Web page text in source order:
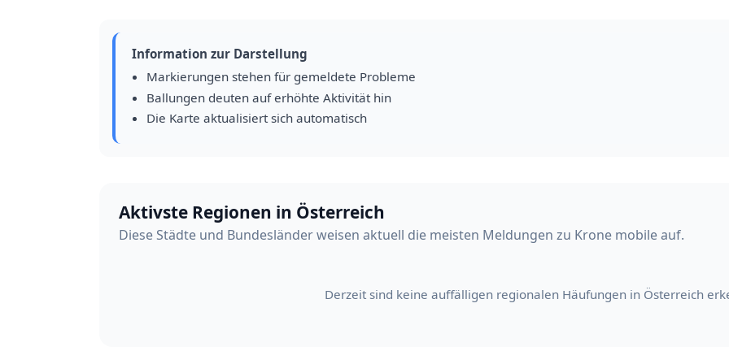
Information zur Darstellung
Markierungen stehen für gemeldete Probleme
Ballungen deuten auf erhöhte Aktivität hin
Die Karte aktualisiert sich automatisch
Aktivste Regionen in Österreich
Diese Städte und Bundesländer weisen aktuell die meisten Meldungen zu Krone mobile auf.
Derzeit sind keine auffälligen regionalen Häufungen in Österreich